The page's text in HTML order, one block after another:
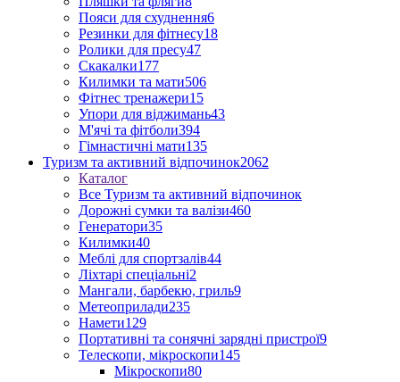
Пояси для схуднення6
Резинки для фітнесу18
Ролики для пресу47
Скакалки177
Килимки та мати506
Фітнес тренажери15
Упори для віджимань43
М'ячі та фітболи394
Гімнастичні мати135
Туризм та активний відпочинок2062
Каталог
Все Туризм та активний відпочинок
Дорожні сумки та валізи460
Генератори35
Килимки40
Меблі для спортзалів44
Ліхтарі спеціальні2
Мангали, барбекю, гриль9
Метеоприлади235
Намети129
Портативні та сонячні зарядні пристрої9
Телескопи, мікроскопи145
Мікроскопи80